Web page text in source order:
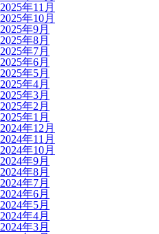
2025年11月
2025年10月
2025年9月
2025年8月
2025年7月
2025年6月
2025年5月
2025年4月
2025年3月
2025年2月
2025年1月
2024年12月
2024年11月
2024年10月
2024年9月
2024年8月
2024年7月
2024年6月
2024年5月
2024年4月
2024年3月